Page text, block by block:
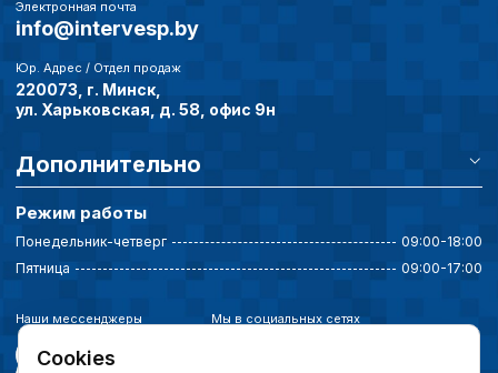
Электронная почта
info@intervesp.by
Юр. Адрес / Отдел продаж
220073, г. Минск,
ул. Харьковская, д. 58, офис 9н
Дополнительно
Режим работы
Понедельник-четверг
09:00-18:00
Пятница
09:00-17:00
Наши мессенджеры Мы в социальных сетях
Cookies